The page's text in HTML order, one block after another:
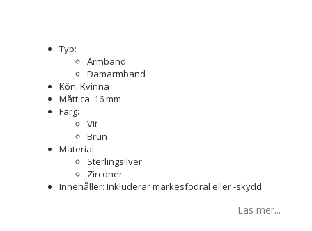
Typ:
Armband
Damarmband
Kön: Kvinna
Mått ca: 16 mm
Färg:
Vit
Brun
Material:
Sterlingsilver
Zirconer
Innehåller: Inkluderar märkesfodral eller -skydd
Läs mer...